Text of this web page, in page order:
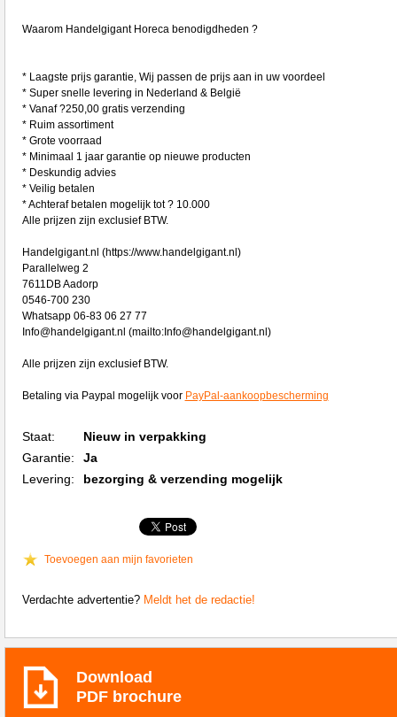
Waarom Handelgigant Horeca benodigdheden ?
* Laagste prijs garantie, Wij passen de prijs aan in uw voordeel
* Super snelle levering in Nederland & België
* Vanaf ?250,00 gratis verzending
* Ruim assortiment
* Grote voorraad
* Minimaal 1 jaar garantie op nieuwe producten
* Deskundig advies
* Veilig betalen
* Achteraf betalen mogelijk tot ? 10.000
Alle prijzen zijn exclusief BTW.
Handelgigant.nl (https://www.handelgigant.nl)
Parallelweg 2
7611DB Aadorp
0546-700 230
Whatsapp 06-83 06 27 77
Info@handelgigant.nl (mailto:Info@handelgigant.nl)
Alle prijzen zijn exclusief BTW.
Betaling via Paypal mogelijk voor PayPal-aankoopbescherming
Staat:
Nieuw in verpakking
Garantie:
Ja
Levering:
bezorging & verzending mogelijk
Toevoegen aan mijn favorieten
Verdachte advertentie? Meldt het de redactie!
Download
PDF brochure